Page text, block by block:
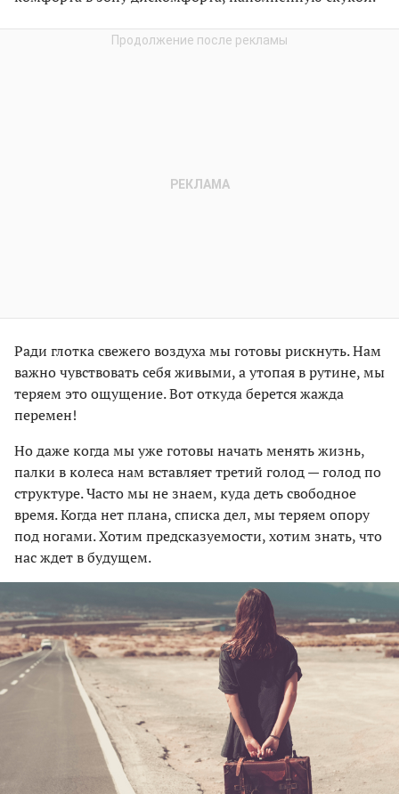
Ради глотка свежего воздуха мы готовы рискнуть. Нам
важно чувствовать себя живыми, а утопая в рутине, мы
теряем это ощущение. Вот откуда берется жажда
перемен!
Но даже когда мы уже готовы начать менять жизнь,
палки в колеса нам вставляет третий голод — голод по
структуре. Часто мы не знаем, куда деть свободное
время. Когда нет плана, списка дел, мы теряем опору
под ногами. Хотим предсказуемости, хотим знать, что
нас ждет в будущем.